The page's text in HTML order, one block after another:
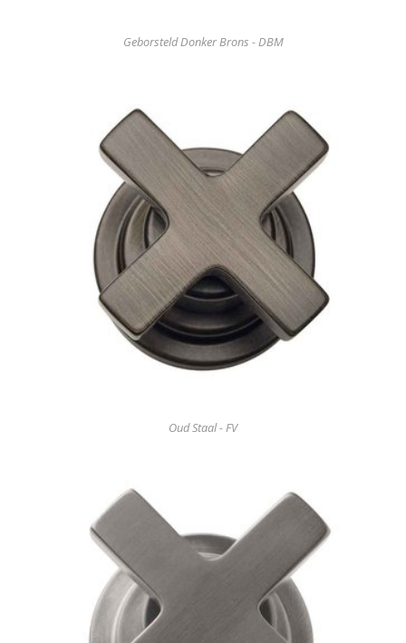
Geborsteld Donker Brons - DBM
Oud Staal - FV